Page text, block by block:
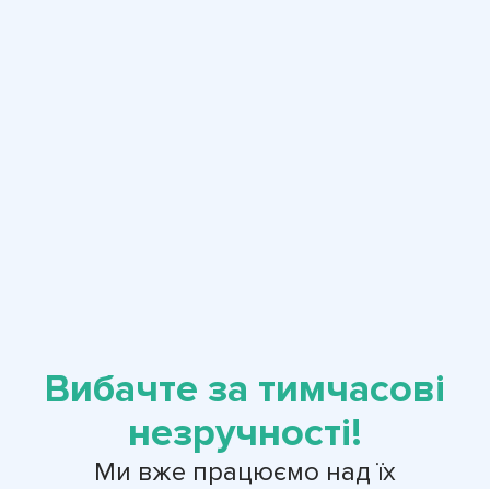
Вибачте за тимчасові
незручності!
Ми вже працюємо над їх